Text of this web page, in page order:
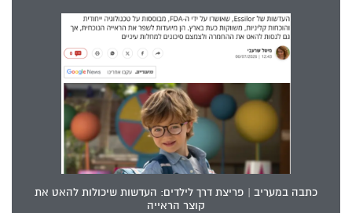
כתבה במעריב | פריצת דרך לילדים: העדשות שיכולות להאט את
קוצר הראייה